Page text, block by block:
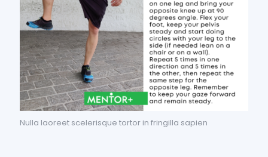
Nulla laoreet scelerisque tortor in fringilla sapien